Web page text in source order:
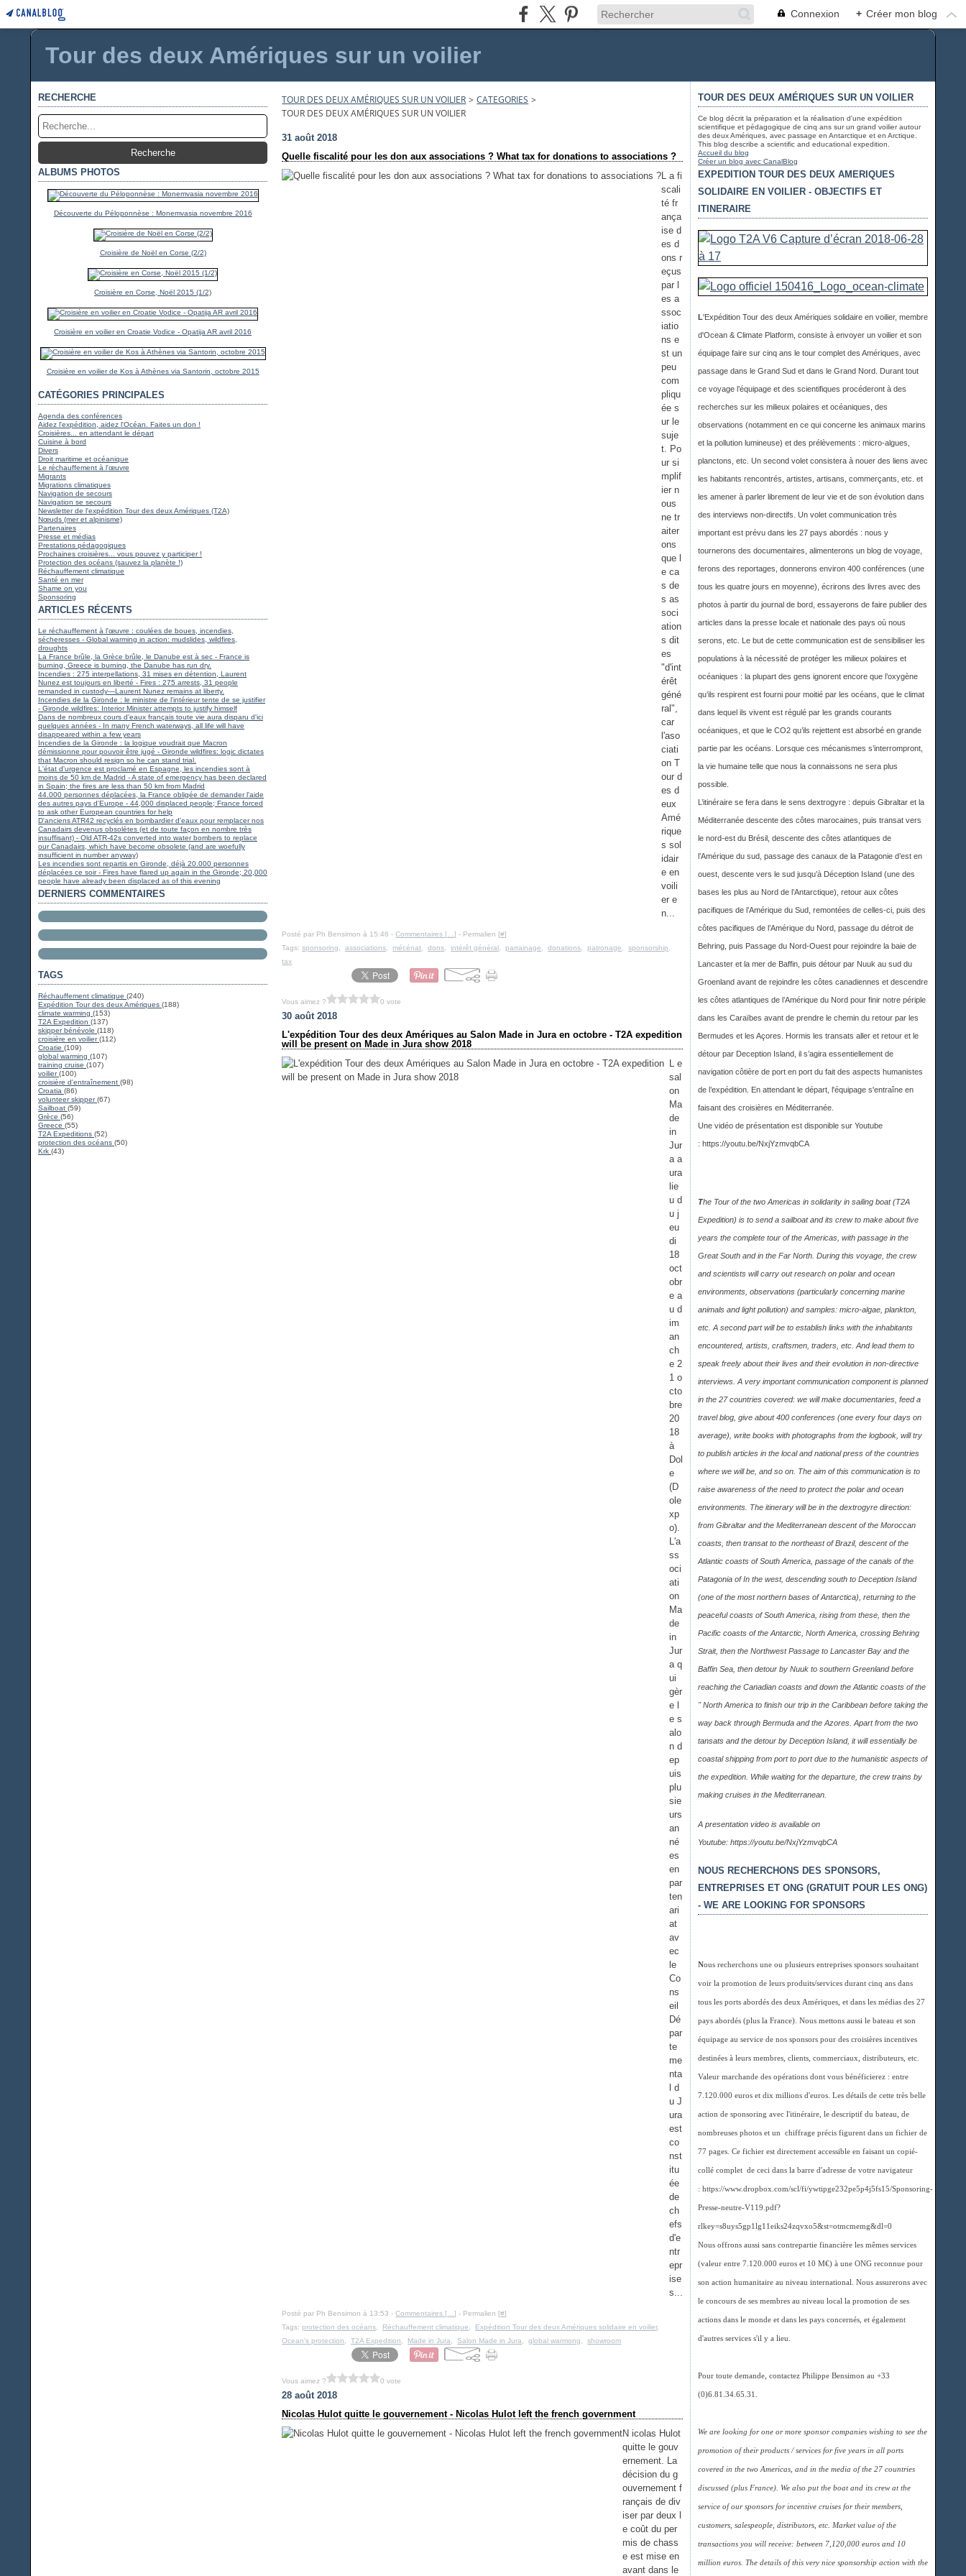
Connexion + Créer mon blog
Tour des deux Amériques sur un voilier
RECHERCHE
ALBUMS PHOTOS
Découverte du Péloponnèse : Monemvasia novembre 2016
Croisière de Noël en Corse (2/2)
Croisière en Corse, Noël 2015 (1/2)
Croisière en voilier en Croatie Vodice - Opatija AR avril 2016
Croisière en voilier de Kos à Athènes via Santorin, octobre 2015
CATÉGORIES PRINCIPALES
Agenda des conférences
Aidez l'expédition, aidez l'Océan. Faites un don !
Croisières... en attendant le départ
Cuisine à bord
Divers
Droit maritime et océanique
Le réchauffement à l'œuvre
Migrants
Migrations climatiques
Navigation de secours
Navigation se secours
Newsletter de l'expédition Tour des deux Amériques (T2A)
Nœuds (mer et alpinisme)
Partenaires
Presse et médias
Prestations pédagogiques
Prochaines croisières... vous pouvez y participer !
Protection des océans (sauvez la planète !)
Réchauffement climatique
Santé en mer
Shame on you
Sponsoring
ARTICLES RÉCENTS
Le réchauffement à l'œuvre : coulées de boues, incendies,
sécheresses - Global warming in action: mudslides, wildfires,
droughts
La France brûle, la Grèce brûle, le Danube est à sec - France is
burning, Greece is burning, the Danube has run dry.
Incendies : 275 interpellations, 31 mises en détention, Laurent
Nunez est toujours en liberté - Fires : 275 arrests, 31 people
remanded in custody—Laurent Nunez remains at liberty.
Incendies de la Gironde : le ministre de l'intérieur tente de se justifier
- Gironde wildfires: Interior Minister attempts to justify himself
Dans de nombreux cours d'eaux français toute vie aura disparu d'ici
quelques années - In many French waterways, all life will have
disappeared within a few years
Incendies de la Gironde : la logique voudrait que Macron
démissionne pour pouvoir être jugé - Gironde wildfires: logic dictates
that Macron should resign so he can stand trial.
L'état d'urgence est proclamé en Espagne, les incendies sont à
moins de 50 km de Madrid - A state of emergency has been declared
in Spain; the fires are less than 50 km from Madrid
44.000 personnes déplacées, la France obligée de demander l'aide
des autres pays d'Europe - 44,000 displaced people; France forced
to ask other European countries for help
D'anciens ATR42 recyclés en bombardier d'eaux pour remplacer nos
Canadairs devenus obsolètes (et de toute façon en nombre très
insuffisant) - Old ATR-42s converted into water bombers to replace
our Canadairs, which have become obsolete (and are woefully
insufficient in number anyway)
Les incendies sont repartis en Gironde, déjà 20.000 personnes
déplacées ce soir - Fires have flared up again in the Gironde; 20,000
people have already been displaced as of this evening
DERNIERS COMMENTAIRES
TAGS
Réchauffement climatique (240)
Expédition Tour des deux Amériques (188)
climate warming (153)
T2A Expedition (137)
skipper bénévole (118)
croisière en voilier(112)
Croatie (109)
global warming (107)
training cruise (107)
voilier(100)
croisière d'entraînement (98)
Croatia (86)
volunteer skipper(67)
Sailboat (59)
Grèce (56)
Greece (55)
T2A Expeditions (52)
protection des océans (50)
Krk (43)
TOUR DES DEUX AMÉRIQUES SUR UN VOILIER > CATEGORIES >
TOUR DES DEUX AMÉRIQUES SUR UN VOILIER
31 août 2018
Quelle fiscalité pour les don aux associations ? What tax for donations to associations ?
L a fi
scali
té fr
ança
ise d
es d
ons r
eçus
par l
es a
ssoc
iatio
ns e
st un
peu
com
pliqu
ée s
ur le
suje
t. Po
ur si
mplif
ier n
ous
ne tr
aiter
ons
que l
e ca
s de
s as
soci
ation
s dit
es
"d'int
érêt
géné
ral",
car
l'aso
ciati
on T
our d
es d
eux
Amé
rique
s sol
idair
e en
voili
er e
n...
Posté par Ph Bensimon à 15:46 -Commentaires [ …] - Permalien [#]
Tags:sponsoring ,associations ,mécénat ,dons ,intérêt général ,parrainage ,donations ,patronage ,sponsorship
tax
Vous aimez ? 0 vote
30 août 2018
L'expédition Tour des deux Amériques au Salon Made in Jura en octobre - T2A expedition
will be present on Made in Jura show 2018
L e
sal
on
Ma
de
in
Jur
a a
ura
lie
u d
u j
eu
di
18
oct
obr
e a
u d
im
an
ch
e 2
1 o
cto
bre
20
18
à
Dol
e
(D
ole
xp
o).
L'a
ss
oci
ati
on
Ma
de
in
Jur
a q
ui
gèr
e l
e s
alo
n d
ep
uis
plu
sie
urs
an
né
es
en
par
ten
ari
at
av
ec
le
Co
ns
eil
Dé
par
te
me
nta
l d
u J
ura
est
co
nst
itu
ée
de
ch
efs
d'e
ntr
epr
ise
s...
Posté par Ph Bensimon à 13:53 -Commentaires [ …] - Permalien [#]
Tags:protection des océans Réchauffement climatique Expédition Tour des deux Amériques solidaire en voilier,
Ocean's protection
,T2A Expedition Made in Jura ,Salon Made in Jura ,global warmong ,showroom
Vous aimez ? 0 vote
28 août 2018
Nicolas Hulot quitte le gouvernement - Nicolas Hulot left the french government
N icolas Hulot
quitte le gouv
ernement. La
décision du g
ouvernement f
rançais de div
iser par deux l
e coût du per
mis de chass
e est mise en
avant dans le
TOUR DES DEUX AMÉRIQUES SUR UN VOILIER
Ce blog décrit la préparation et la réalisation d'une expédition
scientifique et pédagogique de cinq ans sur un grand voilier autour
des deux Amériques, avec passage en Antarctique et en Arctique.
This blog describe a scientific and educational expedition.
Accueil du blog
Créer un blog avec CanalBlog
EXPEDITION TOUR DES DEUX AMERIQUES
SOLIDAIRE EN VOILIER - OBJECTIFS ET
ITINERAIRE
L'Expédition Tour des deux Amériques solidaire en voilier, membre
d'Ocean & Climate Platform, consiste à envoyer un voilier et son
équipage faire sur cinq ans le tour complet des Amériques, avec
passage dans le Grand Sud et dans le Grand Nord. Durant tout
ce voyage l’équipage et des scientifiques procéderont à des
recherches sur les milieux polaires et océaniques, des
observations (notamment en ce qui concerne les animaux marins
et la pollution lumineuse) et des prélèvements : micro-algues,
planctons, etc. Un second volet consistera à nouer des liens avec
les habitants rencontrés, artistes, artisans, commerçants, etc. et
les amener à parler librement de leur vie et de son évolution dans
des interviews non-directifs. Un volet communication très
important est prévu dans les 27 pays abordés : nous y
tournerons des documentaires, alimenterons un blog de voyage,
ferons des reportages, donnerons environ 400 conférences (une
tous les quatre jours en moyenne), écrirons des livres avec des
photos à partir du journal de bord, essayerons de faire publier des
articles dans la presse locale et nationale des pays où nous
serons, etc. Le but de cette communication est de sensibiliser les
populations à la nécessité de protéger les milieux polaires et
océaniques : la plupart des gens ignorent encore que l’oxygène
qu’ils respirent est fourni pour moitié par les océans, que le climat
dans lequel ils vivent est régulé par les grands courants
océaniques, et que le CO2 qu’ils rejettent est absorbé en grande
partie par les océans. Lorsque ces mécanismes s’interrompront,
la vie humaine telle que nous la connaissons ne sera plus
possible.
L’itinéraire se fera dans le sens dextrogyre : depuis Gibraltar et la
Méditerranée descente des côtes marocaines, puis transat vers
le nord-est du Brésil, descente des côtes atlantiques de
l’Amérique du sud, passage des canaux de la Patagonie d’est en
ouest, descente vers le sud jusqu’à Déception Island (une des
bases les plus au Nord de l’Antarctique), retour aux côtes
pacifiques de l’Amérique du Sud, remontées de celles-ci, puis des
côtes pacifiques de l’Amérique du Nord, passage du détroit de
Behring, puis Passage du Nord-Ouest pour rejoindre la baie de
Lancaster et la mer de Baffin, puis détour par Nuuk au sud du
Groenland avant de rejoindre les côtes canadiennes et descendre
les côtes atlantiques de l’Amérique du Nord pour finir notre périple
dans les Caraïbes avant de prendre le chemin du retour par les
Bermudes et les Açores. Hormis les transats aller et retour et le
détour par Deception Island, il s’agira essentiellement de
navigation côtière de port en port du fait des aspects humanistes
de l’expédition. En attendant le départ, l'équipage s'entraîne en
faisant des croisières en Méditerranée.
Une vidéo de présentation est disponible sur Youtube
: https://youtu.be/NxjYzmvqbCA
The Tour of the two Americas in solidarity in sailing boat (T2A
Expedition) is to send a sailboat and its crew to make about five
years the complete tour of the Americas, with passage in the
Great South and in the Far North. During this voyage, the crew
and scientists will carry out research on polar and ocean
environments, observations (particularly concerning marine
animals and light pollution) and samples: micro-algae, plankton,
etc. A second part will be to establish links with the inhabitants
encountered, artists, craftsmen, traders, etc. And lead them to
speak freely about their lives and their evolution in non-directive
interviews. A very important communication component is planned
in the 27 countries covered: we will make documentaries, feed a
travel blog, give about 400 conferences (one every four days on
average), write books with photographs from the logbook, will try
to publish articles in the local and national press of the countries
where we will be, and so on. The aim of this communication is to
raise awareness of the need to protect the polar and ocean
environments. The itinerary will be in the dextrogyre direction:
from Gibraltar and the Mediterranean descent of the Moroccan
coasts, then transat to the northeast of Brazil, descent of the
Atlantic coasts of South America, passage of the canals of the
Patagonia of In the west, descending south to Deception Island
(one of the most northern bases of Antarctica), returning to the
peaceful coasts of South America, rising from these, then the
Pacific coasts of the Antarctic, North America, crossing Behring
Strait, then the Northwest Passage to Lancaster Bay and the
Baffin Sea, then detour by Nuuk to southern Greenland before
reaching the Canadian coasts and down the Atlantic coasts of the
" North America to finish our trip in the Caribbean before taking the
way back through Bermuda and the Azores. Apart from the two
tansats and the detour by Deception Island, it will essentially be
coastal shipping from port to port due to the humanistic aspects of
the expedition. While waiting for the departure, the crew trains by
making cruises in the Mediterranean.
A presentation video is available on
Youtube: https://youtu.be/NxjYzmvqbCA
NOUS RECHERCHONS DES SPONSORS,
ENTREPRISES ET ONG (GRATUIT POUR LES ONG)
- WE ARE LOOKING FOR SPONSORS
Nous recherchons une ou plusieurs entreprises sponsors souhaitant
voir la promotion de leurs produits/services durant cinq ans dans
tous les ports abordés des deux Amériques, et dans les médias des 27
pays abordés (plus la France). Nous mettons aussi le bateau et son
équipage au service de nos sponsors pour des croisières incentives
destinées à leurs membres, clients, commerciaux, distributeurs, etc.
Valeur marchande des opérations dont vous bénéficierez : entre
7.120.000 euros et dix millions d'euros. Les détails de cette très belle
action de sponsoring avec l'itinéraire, le descriptif du bateau, de
nombreuses photos et un chiffrage précis figurent dans un fichier de
77 pages. Ce fichier est directement accessible en faisant un copié-
collé complet de ceci dans la barre d'adresse de votre navigateur
: https://www.dropbox.com/scl/fi/ywtipge232pe5p4j5fs15/Sponsoring-
Presse-neutre-V119.pdf?
rlkey=s8uys5gp1lg11eiks24zqvxo5&st=otmcmemg&dl=0
Nous offrons aussi sans contrepartie financière les mêmes services
(valeur entre 7.120.000 euros et 10 M€) à une ONG reconnue pour
son action humanitaire au niveau international. Nous assurerons avec
le concours de ses membres au niveau local la promotion de ses
actions dans le monde et dans les pays concernés, et également
d'autres services s'il y a lieu.
Pour toute demande, contactez Philippe Bensimon au +33
(0)6.81.34.65.31.
We are looking for one or more sponsor companies wishing to see the
promotion of their products / services for five years in all ports
covered in the two Americas, and in the media of the 27 countries
discussed (plus France). We also put the boat and its crew at the
service of our sponsors for incentive cruises for their members,
customers, salespeople, distributors, etc. Market value of the
transactions you will receive: between 7,120,000 euros and 10
million euros. The details of this very nice sponsorship action with the